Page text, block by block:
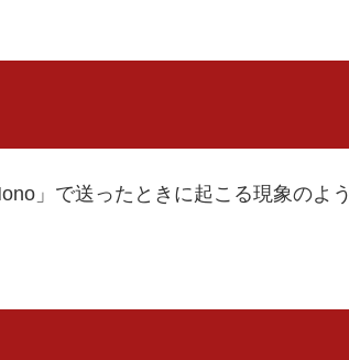
」で送ったときに起こる現象のよう